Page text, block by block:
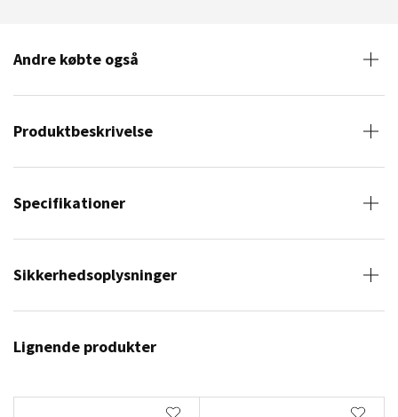
Andre købte også
Produktbeskrivelse
Specifikationer
Sikkerhedsoplysninger
Lignende produkter